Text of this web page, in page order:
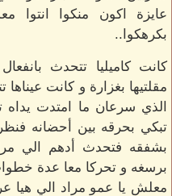
عايزة اكون منكوا انتوا
بكرهكوا..
كانت كاميليا تتحدث
مقلتيها بغزارة و كانت
الذي سرعان ما امتدت
تبكي بحرقه بين أحضانه
بشفقه فتحدث أدهم الي
برسغه و تحركا معا عدة
معلش يا عمو مراد الي هيا